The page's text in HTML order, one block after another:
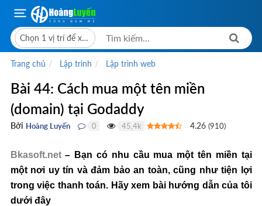
Chọn 1 vị trí để xem giá bán
Trang chủ Lập trình Lập trình web
Bài 44: Cách mua một tên miền
(domain) tại Godaddy
Bởi Hoàng Luyến 0 45,4k 4.26 (910)
Bkasoft.net– Bạn có nhu cầu mua một tên miền tại
một nơi uy tín và đảm bảo an toàn, cũng như tiện lợi
trong việc thanh toán. Hãy xem bài hướng dẫn của tôi
dưới đây